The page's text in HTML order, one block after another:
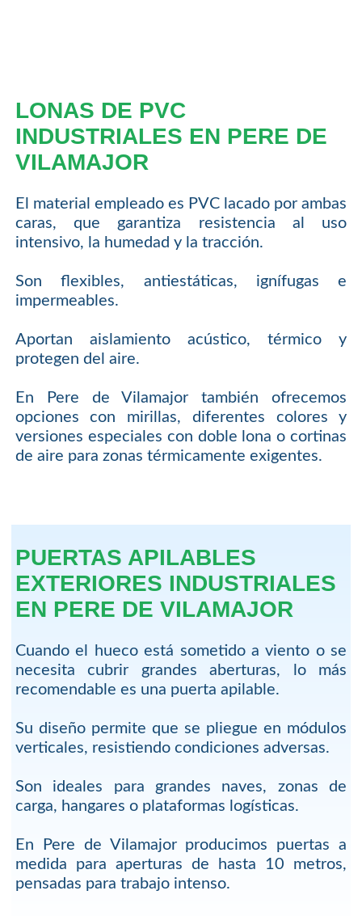
LONAS DE PVC
INDUSTRIALES EN PERE DE
VILAMAJOR
El material empleado es PVC lacado por ambas
caras, que garantiza resistencia al uso
intensivo, la humedad y la tracción.
Son flexibles, antiestáticas, ignífugas e
impermeables.
Aportan aislamiento acústico, térmico y
protegen del aire.
En Pere de Vilamajor también ofrecemos
opciones con mirillas, diferentes colores y
versiones especiales con doble lona o cortinas
de aire para zonas térmicamente exigentes.
PUERTAS APILABLES
EXTERIORES INDUSTRIALES
EN PERE DE VILAMAJOR
Cuando el hueco está sometido a viento o se
necesita cubrir grandes aberturas, lo más
recomendable es una puerta apilable.
Su diseño permite que se pliegue en módulos
verticales, resistiendo condiciones adversas.
Son ideales para grandes naves, zonas de
carga, hangares o plataformas logísticas.
En Pere de Vilamajor producimos puertas a
medida para aperturas de hasta 10 metros,
pensadas para trabajo intenso.